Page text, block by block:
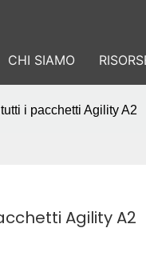
CHI SIAMO
i pacchetti Agility A2
Agility A2